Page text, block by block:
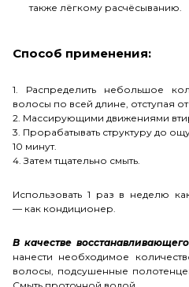
также лёгкому расчёсыванию.
Способ применения:
1. Распределить небольшое
волосы по всей длине, отступая
2. Массирующими движениями
3. Прорабатывать структуру до
10 минут.
4. Затем тщательно смыть.
Использовать 1 раз в неделю
— как кондиционер.
В качестве
нанести необходимое
волосы, подсушенные